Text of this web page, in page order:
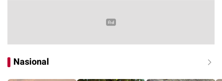
Nasional